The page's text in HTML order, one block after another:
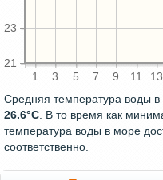
1 3 5 7 9 11 13
21
23
Средняя температура воды в
26.6°C. В то время как
температура воды в море
соответственно.